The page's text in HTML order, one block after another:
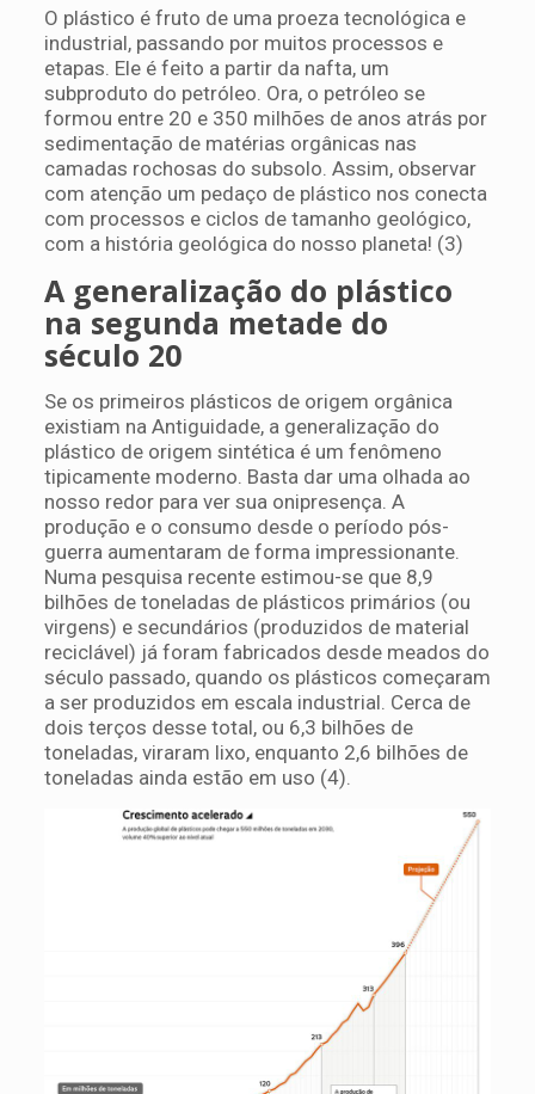
O plástico é fruto de uma proeza tecnológica e
industrial, passando por muitos processos e
etapas. Ele é feito a partir da nafta, um
subproduto do petróleo. Ora, o petróleo se
formou entre 20 e 350 milhões de anos atrás por
sedimentação de matérias orgânicas nas
camadas rochosas do subsolo. Assim, observar
com atenção um pedaço de plástico nos conecta
com processos e ciclos de tamanho geológico,
com a história geológica do nosso planeta! (3)
A generalização do plástico
na segunda metade do
século 20
Se os primeiros plásticos de origem orgânica
existiam na Antiguidade, a generalização do
plástico de origem sintética é um fenômeno
tipicamente moderno. Basta dar uma olhada ao
nosso redor para ver sua onipresença. A
produção e o consumo desde o período pós-
guerra aumentaram de forma impressionante.
Numa pesquisa recente estimou-se que 8,9
bilhões de toneladas de plásticos primários (ou
virgens) e secundários (produzidos de material
reciclável) já foram fabricados desde meados do
século passado, quando os plásticos começaram
a ser produzidos em escala industrial. Cerca de
dois terços desse total, ou 6,3 bilhões de
toneladas, viraram lixo, enquanto 2,6 bilhões de
toneladas ainda estão em uso (4).